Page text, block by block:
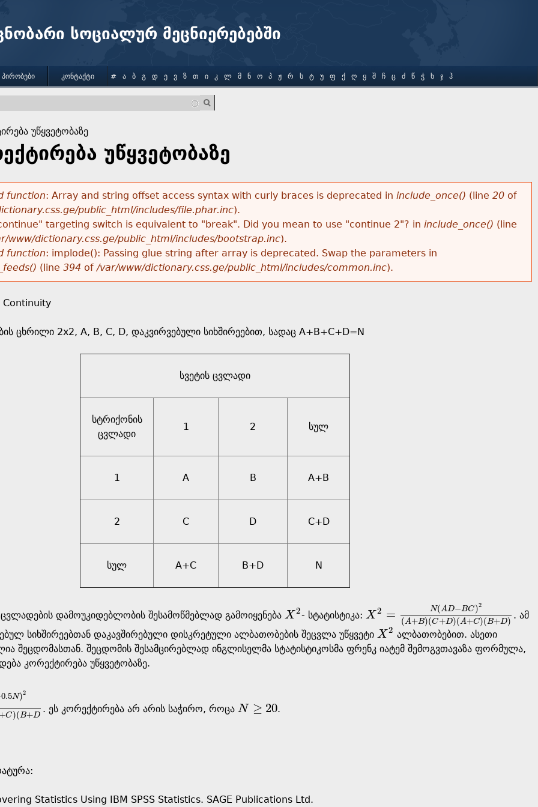
სოციალურ მეცნიერებებში
უწყვეტობაზე
უწყვეტობაზე
function: Array and string offset access syntax with curly braces is deprecated in include_once() (line 20of
public_html/includes/file.phar.inc).
targeting switch is equivalent to "break". Did you mean to use "continue 2"? in include_once() (line
www/dictionary.css.ge/public_html/includes/bootstrap.inc).
function: implode(): Passing glue string after array is deprecated. Swap the parameters in
(line 394 of/var/www/dictionary.css.ge/public_html/includes/common.inc).
Continuity
ცხრილი 2x2, A, B, C, D, დაკვირვებული სიხშირეებით, სადაც A+B+C+D=N
სვეტის ცვლადი
სტრიქონის
ცვლადი
1 2 სულ
1 A B A+B
2 C D C+D
სულ A+C B+D N
დამოუკიდებლობის შესამოწმებლად გამოიყენება X2
X2 - სტატისტიკა:X2 = N(AD−BC)2
(A+B)(C+D)(A+C)(B+D)
X2= N( AD-BC)2(A+B)(C+D)(A+ C )(B
. ამ
სიხშირეებთან დაკავშირებული დისკრეტული ალბათობების შეცვლა უწყვეტი X2
X2
ალბათობებით. ასეთი
შეცდომასთან. შეცდომის შესამცირებლად ინგლისელმა სტატისტიკოსმა ფრენკ იატემ შემოგვთავაზა ფორმულა,
კორექტირება უწყვეტობაზე.
0.5N)2
+C)(B+D
+B)(C+ D )(A+C)(B+D
. ეს კორექტირება არ არის საჭირო, როცაN ≥ 20
N≥ 20 .
Statistics Using IBM SPSS Statistics. SAGE Publications Ltd.
ᲞᲘᲠᲝᲑᲔᲑᲘ ᲙᲝᲜᲢᲐᲥᲢᲘ # Ა Ბ Გ Დ Ე Ვ Ზ Თ Ი Კ Ლ Მ Ნ Ო Პ Ჟ Რ Ს Ტ Უ Ფ Ქ Ღ Ყ Შ Ჩ Ც Ძ Წ Ჭ Ხ Ჯ Ჰ